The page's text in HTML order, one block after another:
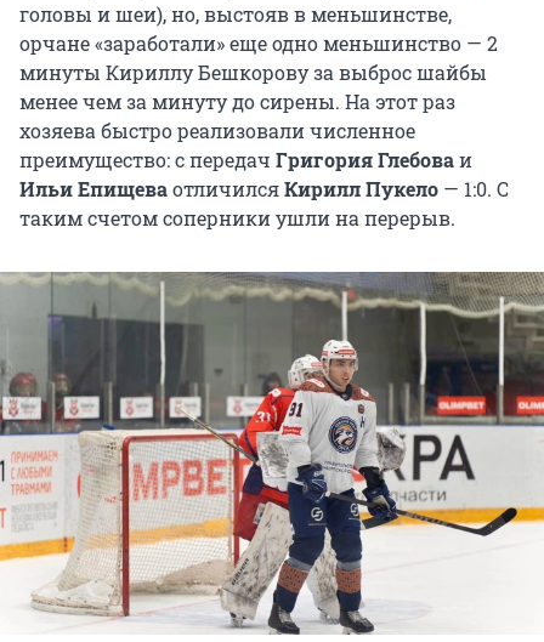
головы и шеи), но, выстояв в меньшинстве,
орчане «заработали» еще одно меньшинство — 2
минуты Кириллу Бешкорову за выброс шайбы
менее чем за минуту до сирены. На этот раз
хозяева быстро реализовали численное
преимущество: с передач Григория Глебоваи
Ильи ЕпищеваотличилсяКирилл Пукело — 1:0. С
таким счетом соперники ушли на перерыв.